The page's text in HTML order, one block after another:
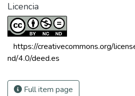
Licencia
https://creativecommons.org/
nd/4.0/deed.es
Full item page